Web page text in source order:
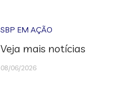
SBP EM AÇÃO
Veja mais notícias
08/06/2026